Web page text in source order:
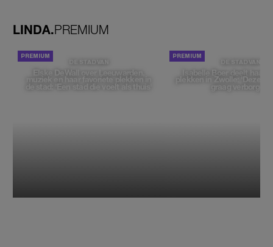
LINDA.PREMIUM
DE STAD VAN
Elske DeWall over Leeuwarden,
muziek en haar favoriete plekken in
de stad: 'Een stad die voelt als thuis'
DE STAD VAN
Isabelle Boer deelt haar
plekken in Zwolle: 'Deze
graag verborgen'